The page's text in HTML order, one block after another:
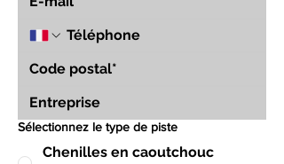
Sélectionnez le type de piste
Chenilles en caoutchouc